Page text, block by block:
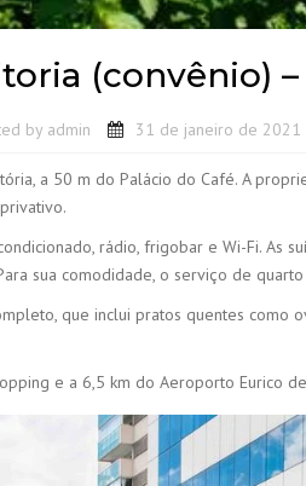
(convênio)
by admin 31 de janeiro de 2021
a 50 m do Palácio do Café. A
rádio, frigobar e Wi-Fi. As
sua comodidade, o serviço de
que inclui pratos quentes como
e a 6,5 km do Aeroporto Eurico